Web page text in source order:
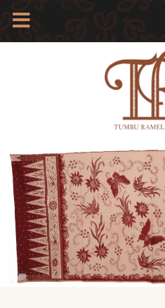
PROFIL
INSAN
BATIK
KAMUS
BATIK
KATALOG
BATIK
TANYA